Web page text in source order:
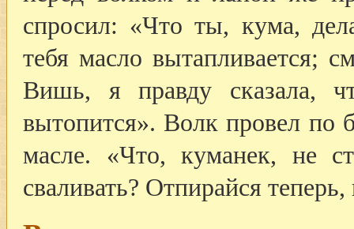
спросил: «Что ты, кума,
тебя масло вытапливается;
Вишь, я правду сказала,
вытопится». Волк провел
масле. «Что, куманек, не
сваливать? Отпирайся